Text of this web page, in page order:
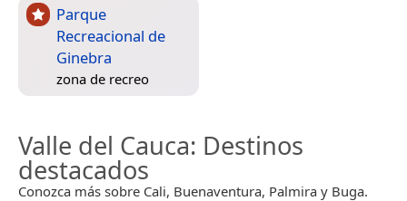
Parque
Recreacional de
Ginebra
zona de recreo
Valle del Cauca: Destinos
destacados
Conozca más sobre Cali, Buenaventura, Palmira y Buga.